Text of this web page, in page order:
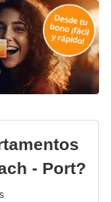
- Port?